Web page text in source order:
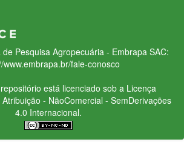
Pesquisa Agropecuária - Embrapa SAC:
www.embrapa.br/fale-conosco
está licenciado sob a Licença
Atribuição - NãoComercial - SemDerivações
4.0 Internacional.